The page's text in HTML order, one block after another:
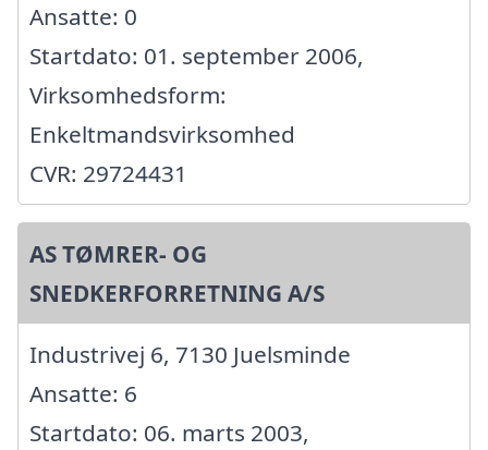
Ansatte: 0
Startdato: 01. september 2006,
Virksomhedsform:
Enkeltmandsvirksomhed
CVR: 29724431
AS TØMRER- OG
SNEDKERFORRETNING A/S
Industrivej 6, 7130 Juelsminde
Ansatte: 6
Startdato: 06. marts 2003,